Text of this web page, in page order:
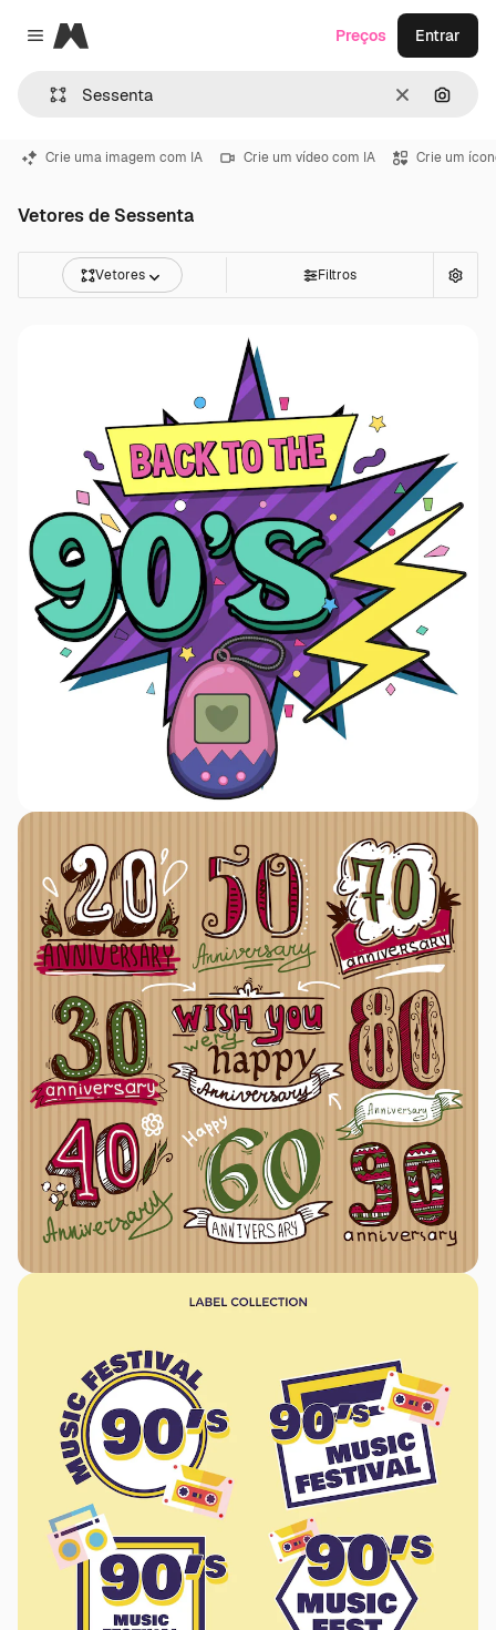
Close menu
Magnific
Limpar
Preços Entrar
Crie uma imagem com IA Crie um vídeo com IA Crie um
Vetores de Sessenta
Vetores Filtros